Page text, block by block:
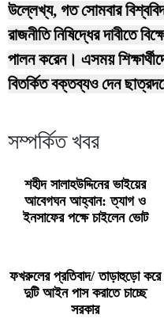
উল্লেখ্য, গত সোমবার
রাজনীতি নিষিদ্ধের দাবীতে
পালন করেন। এসময়
বিতর্কিত বক্তব্যও দেন
সম্পর্কিত খবর
শহীদ সালাহউদ্দিনের ভাইয়ের
আবেগঘন আহ্বান: ত্যাগ ও
ইনসাফের পক্ষে চাইলেন ভোট
ফখরুলের প্রতিবাদ/ তাড়াহুড়ো করে
দুটি আইন পাস করাতে চাচ্ছে
সরকার